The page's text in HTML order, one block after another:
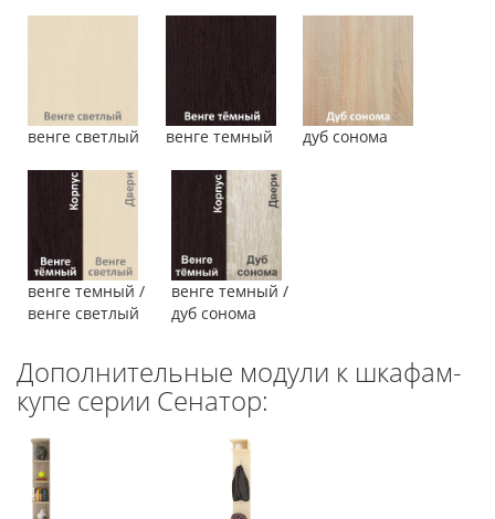
венге светлый венге темный дуб сонома
венге темный /
венге светлый
венге темный /
дуб сонома
Дополнительные модули к шкафам-
купе серии Сенатор: